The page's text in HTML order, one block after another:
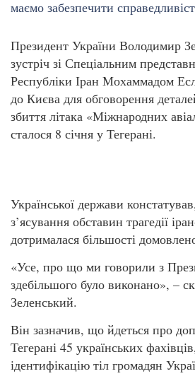
Президент України Володимир
зустріч зі Спеціальним
Республіки Іран Мохаммадом
до Києва для обговорення
збиття літака «Міжнародних
сталося 8 січня у Тегерані.
Української держави
з’ясування обставин трагедії
дотрималася більшості
«Усе, про що ми говорили з
здебільшого було виконано», –
Зеленський.
Він зазначив, що йдеться про
Тегерані 45 українських
ідентифікацію тіл громадян